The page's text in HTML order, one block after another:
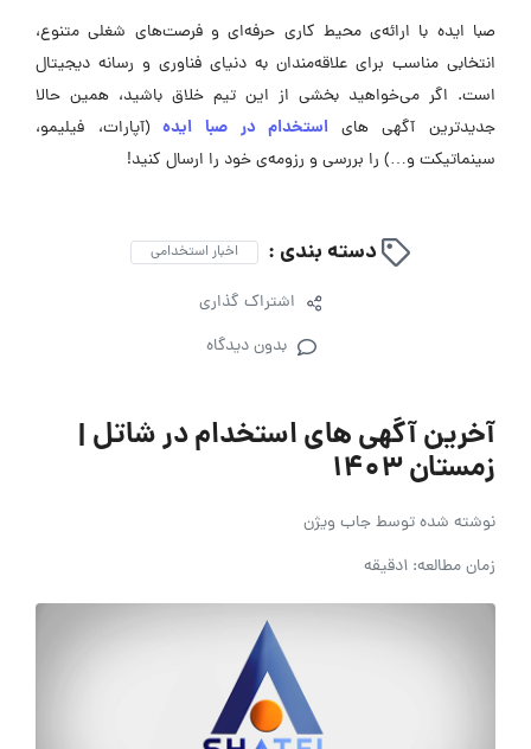
صبا ایده با ارائه‌ی محیط کاری حرفه‌ای و فرصت‌های شغلی متنوع،
انتخابی مناسب برای علاقه‌مندان به دنیای فناوری و رسانه دیجیتال
است. اگر می‌خواهید بخشی از این تیم خلاق باشید، همین حالا
جدیدترین آگهی های استخدام در صبا ایده (آپارات، فیلیمو،
سینماتیکت و…) را بررسی و رزومه‌ی خود را ارسال کنید!
دسته بندی : اخبار استخدامی
اشتراک گذاری
بدون دیدگاه
آخرین آگهی های استخدام در شاتل |
زمستان ۱۴۰۳
نوشته شده توسطجاب ویژن
زمان مطالعه: 1دقیقه